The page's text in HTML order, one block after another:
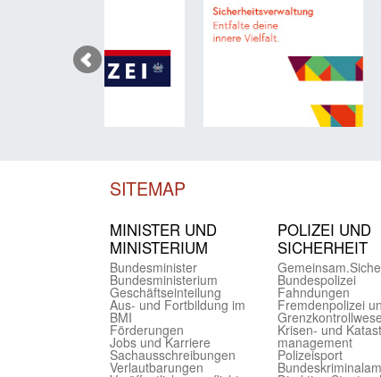
SITEMAP
MINISTER UND
MINIST­ERIUM
Bundes­minister
Bundes­ministerium
Geschäfts­einteilung
Aus- und Fortbildung im
BMI
Förderungen
Jobs und Karriere
Sachaus­schreibungen
Verlautbarungen
POLIZEI UND
SICHER­HEIT
Bundes­polizei
Fahndungen
Fremdenpolizei
Krisen- und
management
Polizeisport